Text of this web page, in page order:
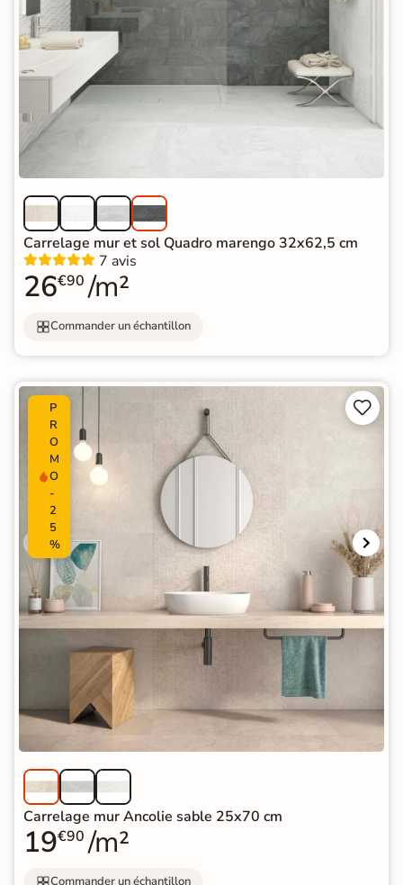
Carrelage mur et sol Quadro marengo 32x62,5 cm
7 avis
26€90 /m²
Commander un échantillon
P
R
O
M
O
-
2
5
%


Carrelage mur Ancolie sable 25x70 cm
19€90 /m²
Commander un échantillon